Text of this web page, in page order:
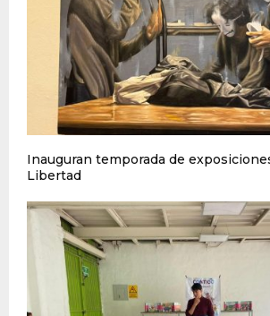
Inauguran temporada de
Libertad